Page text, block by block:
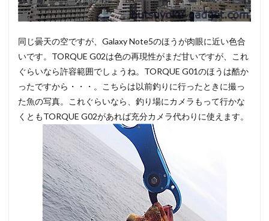
同じ曇天の空ですが、Galaxy Note5のほうが肉眼に近い色合
いです。TORQUE G02は色の再現性がまだ甘いですが、これ
ぐらいなら許容範囲でしょうね。TORQUE G01のほうは酷か
ったですから・・・。こちらは以前釣りに行ったときに撮っ
た魚の写真。これぐらいなら、釣り場にカメラもって行かな
くともTORQUE G02があれば充分カメラ代わりに使えます。